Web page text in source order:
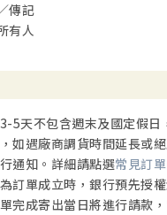
傳記
有人
5天不包含週末及國定假日
如遇廠商調貨時間延長或
通知。詳細請點選常見訂
訂單成立時，銀行預先授
完成寄出當日將進行請款